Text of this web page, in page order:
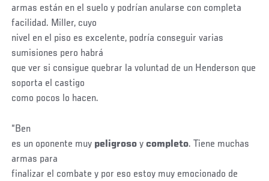
armas están en el suelo y podrían anularse con completa
facilidad. Miller, cuyo
nivel en el piso es excelente, podría conseguir varias
sumisiones pero habrá
que ver si consigue quebrar la voluntad de un Henderson que
soporta el castigo
como pocos lo hacen.
“Ben
es un oponente muy peligroso ycompleto. Tiene muchas
armas para
finalizar el combate y por eso estoy muy emocionado de